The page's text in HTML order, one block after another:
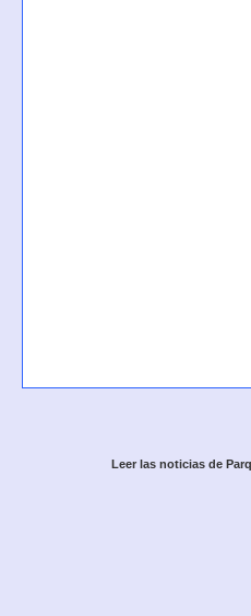
Leer las noticias de